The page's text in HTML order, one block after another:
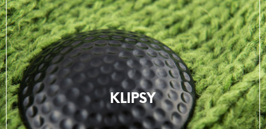
KLIPSY